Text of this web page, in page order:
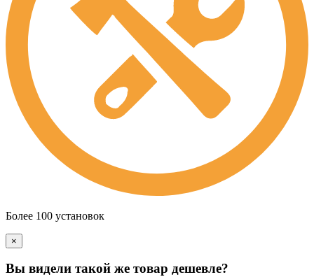
Более 100 установок
×
Вы видели такой же товар дешевле?